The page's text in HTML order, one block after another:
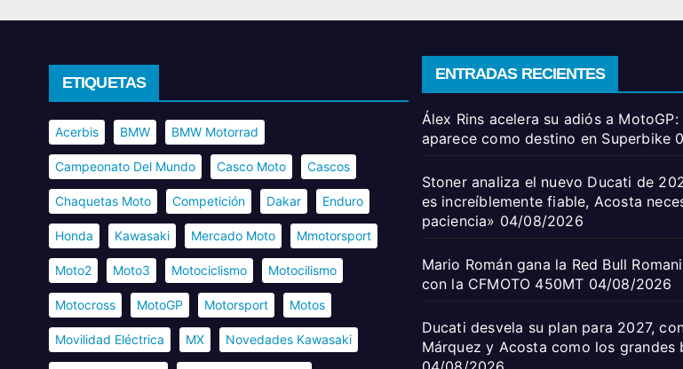
ETIQUETAS
Acerbis BMW BMW Motorrad
Campeonato Del Mundo Casco Moto Cascos
Chaquetas Moto Competición Dakar Enduro
Honda Kawasaki Mercado Moto Mmotorsport
Moto2 Moto3 Motociclismo Motocilismo
Motocross MotoGP Motorsport Motos
Movilidad Eléctrica MX Novedades Kawasaki
ENTRADAS RECIENTES
Álex Rins acelera su adiós a MotoGP:
aparece como destino en Superbike
Stoner analiza el nuevo Ducati de
es increíblemente fiable, Acosta
paciencia» 04/08/2026
Mario Román gana la Red Bull
con la CFMOTO 450MT 04/08/2026
Ducati desvela su plan para 2027,
Márquez y Acosta como los grandes